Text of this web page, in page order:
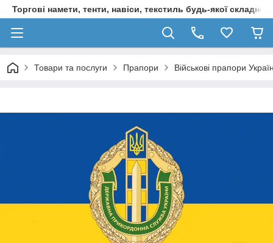
Торгові намети, тенти, навіси, текстиль будь-якої
Товари та послуги Прапори Військові прапори